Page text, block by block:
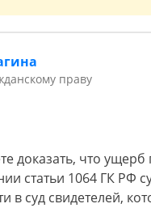
праву
доказать, что
статьи 1064 ГК РФ
в суд свидетелей,